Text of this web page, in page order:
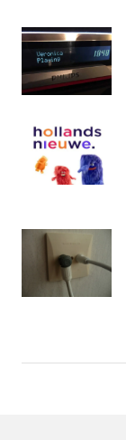
Radio
Decibel
Live
Waltmann